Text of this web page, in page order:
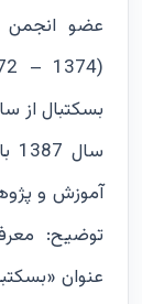
عضو انجمن
توضیح:
عنوان